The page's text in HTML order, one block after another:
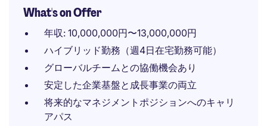
What's on Offer
年収: 10,000,000円〜13,000,000円
ハイブリッド勤務（週4日在宅勤務可能）
グローバルチームとの協働機会あり
安定した企業基盤と成長事業の両立
将来的なマネジメントポジションへのキャリ
アパス